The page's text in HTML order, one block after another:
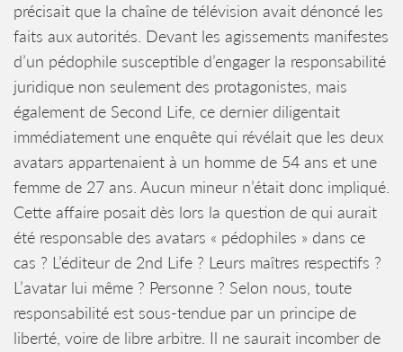
précisait que la chaîne de télévision avait dénoncé les
faits aux autorités. Devant les agissements manifestes
d’un pédophile susceptible d’engager la responsabilité
juridique non seulement des protagonistes, mais
également de Second Life, ce dernier diligentait
immédiatement une enquête qui révélait que les deux
avatars appartenaient à un homme de 54 ans et une
femme de 27 ans. Aucun mineur n’était donc impliqué.
Cette affaire posait dès lors la question de qui aurait
été responsable des avatars « pédophiles » dans ce
cas ? L’éditeur de 2nd Life ? Leurs maîtres respectifs ?
L’avatar lui même ? Personne ? Selon nous, toute
responsabilité est sous-tendue par un principe de
liberté, voire de libre arbitre. Il ne saurait incomber de